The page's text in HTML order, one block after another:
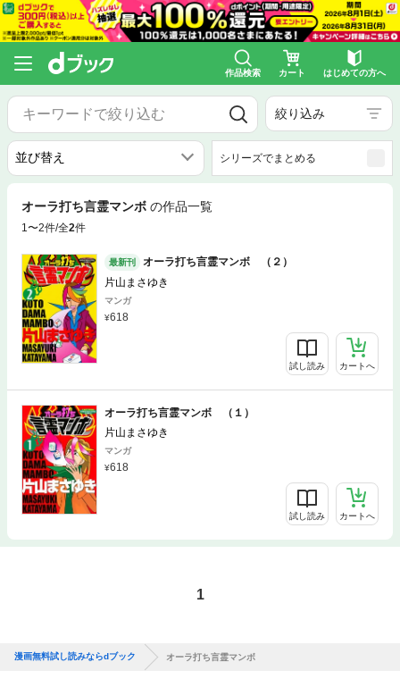
作品検索 カート はじめての方へ
絞り込み
シリーズでまとめる
オーラ打ち言霊マンボ の作品一覧
1〜2件/全2件
最新刊
オーラ打ち言霊マンボ （２）
片山まさゆき
マンガ
618
試し読み カートへ
オーラ打ち言霊マンボ （１）
片山まさゆき
マンガ
618
試し読み カートへ
1
漫画無料試し読みならdブック オーラ打ち言霊マンボ